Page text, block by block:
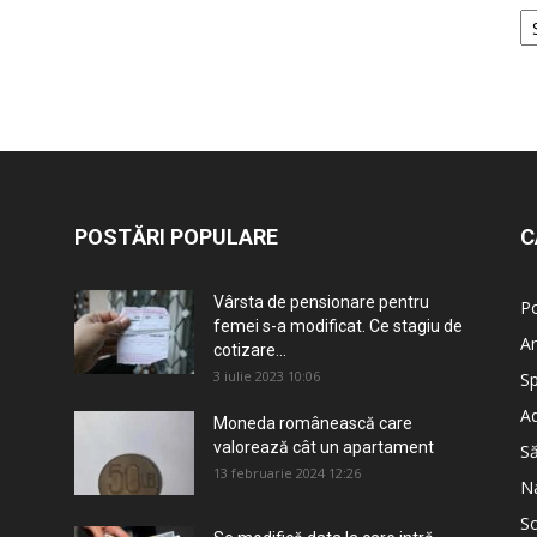
POSTĂRI POPULARE
Vârsta de pensionare pentru
femei s-a modificat. Ce stagiu de
cotizare...
3 iulie 2023 10:06
Moneda românească care
valorează cât un apartament
13 februarie 2024 12:26